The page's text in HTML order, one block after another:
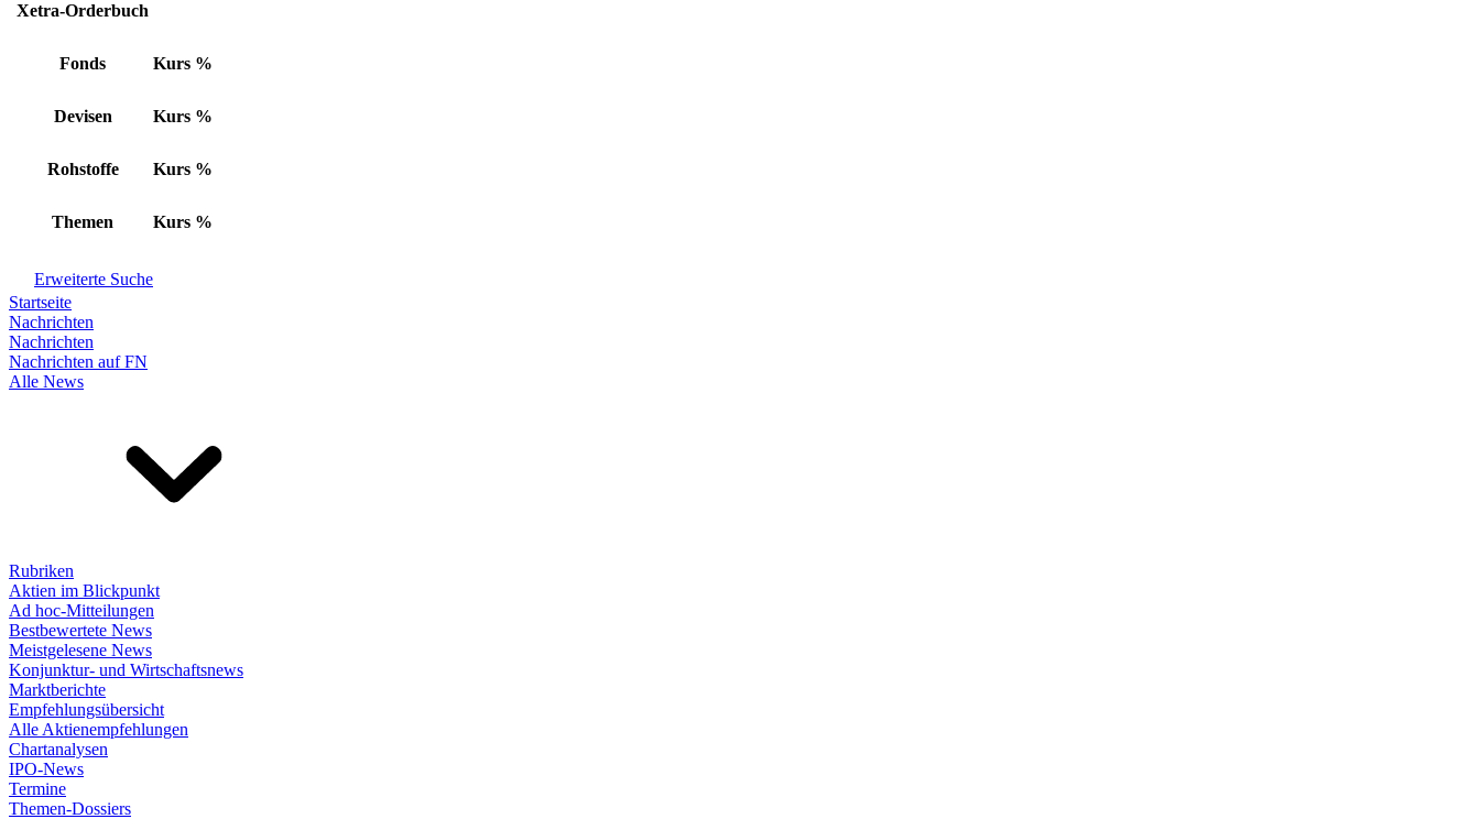
Xetra-Orderbuch
Fonds Kurs %
Devisen Kurs %
Rohstoffe Kurs %
Themen Kurs %
Erweiterte Suche
Startseite
Nachrichten
Nachrichten
Nachrichten auf FN
Alle News
Rubriken
Aktien im Blickpunkt
Ad hoc-Mitteilungen
Bestbewertete News
Meistgelesene News
Konjunktur- und Wirtschaftsnews
Marktberichte
Empfehlungsübersicht
Alle Aktienempfehlungen
Chartanalysen
IPO-News
Termine
Themen-Dossiers